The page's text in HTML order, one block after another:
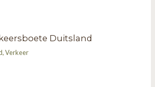
Duitsland
,Verkeer